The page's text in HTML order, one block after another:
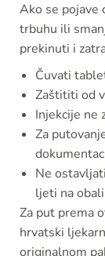
Ako se pojave
trbuhu ili
prekinuti i
Čuvati
Zaštititi od
Injekcije ne
Za
Ne
ljeti na
Za put prema
hrvatski
originalnom